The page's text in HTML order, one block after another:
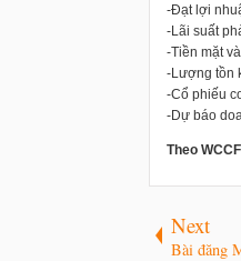
-Đạt lợi
-Lãi suất
-Tiền mặt
-Lượng tồn
-Cổ phiếu
-Dự báo
Theo
Next
Bài đăng